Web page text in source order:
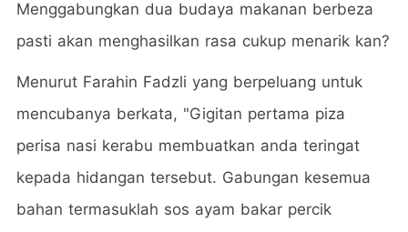
Menggabungkan dua budaya makanan berbeza
pasti akan menghasilkan rasa cukup menarik kan?
Menurut Farahin Fadzli yang berpeluang untuk
mencubanya berkata, "Gigitan pertama piza
perisa nasi kerabu membuatkan anda teringat
kepada hidangan tersebut. Gabungan kesemua
bahan termasuklah sos ayam bakar percik